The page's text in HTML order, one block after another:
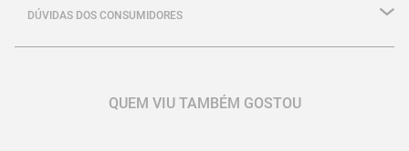
DÚVIDAS DOS CONSUMIDORES
QUEM VIU TAMBÉM GOSTOU